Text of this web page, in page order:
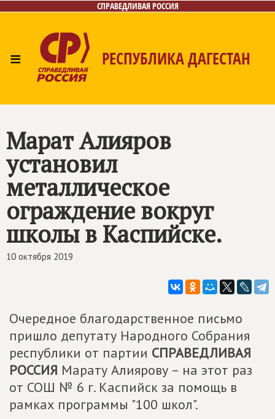
СПРАВЕДЛИВАЯ РОССИЯ
≡ РЕСПУБЛИКА ДАГЕСТАН
Марат Алияров
установил
металлическое
ограждение вокруг
школы в Каспийске.
10 октября 2019
Очередное благодарственное письмо
пришло депутату Народного Собрания
республики от партии СПРАВЕДЛИВАЯ
РОССИЯ Марату Алиярову – на этот раз
от СОШ № 6 г. Каспийск за помощь в
рамках программы "100 школ".